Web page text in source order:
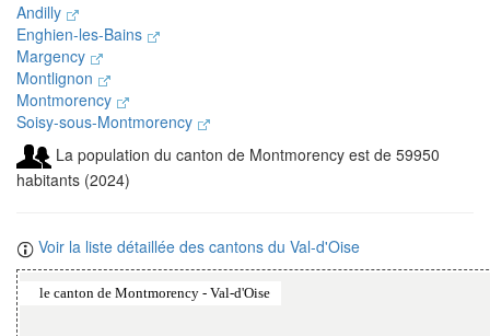
Andilly
Enghien-les-Bains
Margency
Montlignon
Montmorency
Soisy-sous-Montmorency
La population du canton de Montmorency est de 59950
habitants (2024)
Voir la liste détaillée des cantons du Val-d'Oise